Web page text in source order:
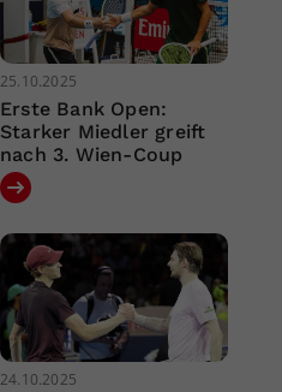
25.10.2025
Erste Bank Open:
Starker Miedler greift
nach 3. Wien-Coup
24.10.2025